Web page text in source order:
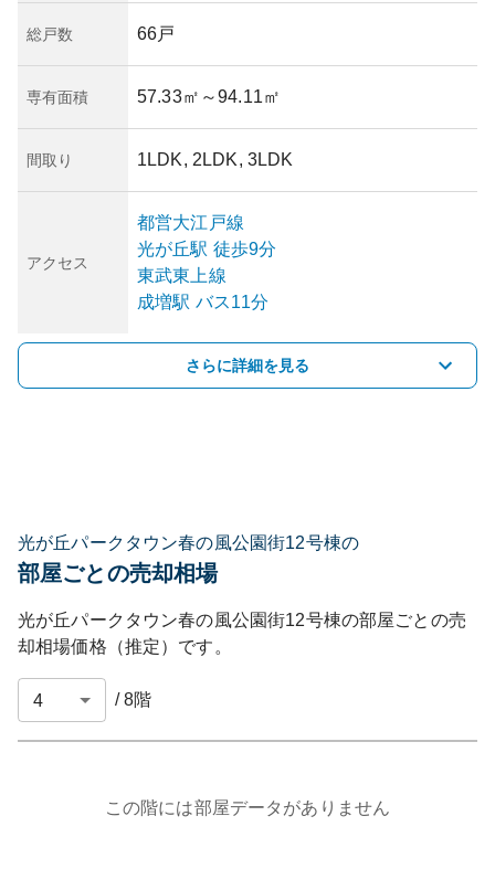
総戸数 66戸
専有面積 57.33㎡ ～94.11㎡
間取り 1LDK, 2LDK, 3LDK
アクセス
都営大江戸線
光が丘駅 徒歩9分
東武東上線
成増駅 バス11分
さらに詳細を見る
光が丘パークタウン春の風公園街12号棟の
部屋ごとの売却相場
光が丘パークタウン春の風公園街12号棟の部屋ごとの売
却相場価格（推定）です。
/8階
この階には部屋データがありません